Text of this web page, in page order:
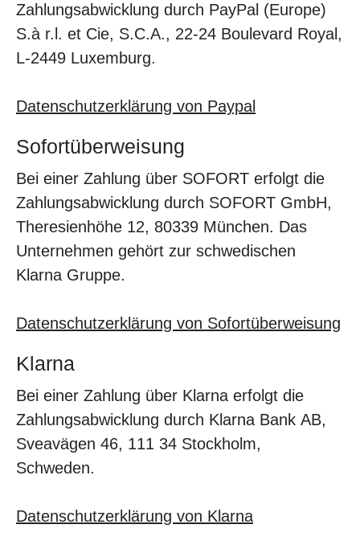
Zahlungsabwicklung durch PayPal (Europe)
S.à r.l. et Cie, S.C.A., 22-24 Boulevard Royal,
L-2449 Luxemburg.
Datenschutzerklärung von Paypal
Sofortüberweisung
Bei einer Zahlung über SOFORT erfolgt die
Zahlungsabwicklung durch SOFORT GmbH,
Theresienhöhe 12, 80339 München. Das
Unternehmen gehört zur schwedischen
Klarna Gruppe.
Datenschutzerklärung von Sofortüberweisung
Klarna
Bei einer Zahlung über Klarna erfolgt die
Zahlungsabwicklung durch Klarna Bank AB,
Sveavägen 46, 111 34 Stockholm,
Schweden.
Datenschutzerklärung von Klarna